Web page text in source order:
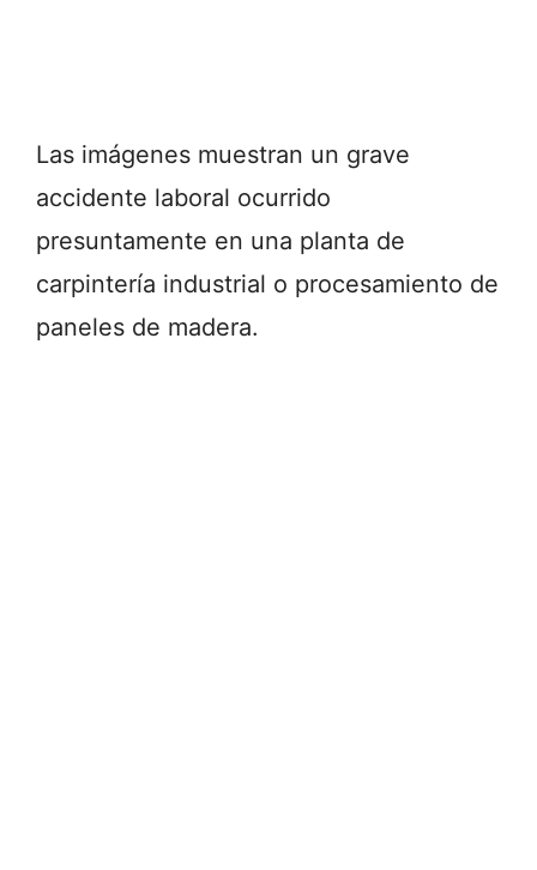
Las imágenes muestran un grave
accidente laboral ocurrido
presuntamente en una planta de
carpintería industrial o procesamiento de
paneles de madera.